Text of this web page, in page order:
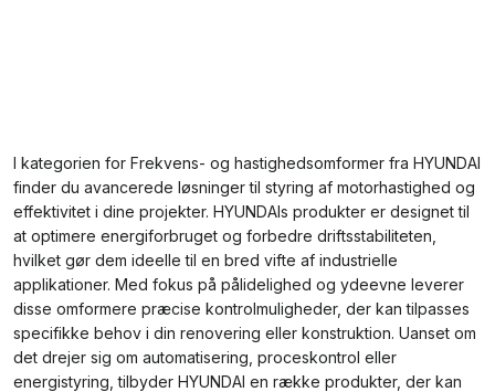
I kategorien for Frekvens- og hastighedsomformer fra HYUNDAI
finder du avancerede løsninger til styring af motorhastighed og
effektivitet i dine projekter. HYUNDAIs produkter er designet til
at optimere energiforbruget og forbedre driftsstabiliteten,
hvilket gør dem ideelle til en bred vifte af industrielle
applikationer. Med fokus på pålidelighed og ydeevne leverer
disse omformere præcise kontrolmuligheder, der kan tilpasses
specifikke behov i din renovering eller konstruktion. Uanset om
det drejer sig om automatisering, proceskontrol eller
energistyring, tilbyder HYUNDAI en række produkter, der kan